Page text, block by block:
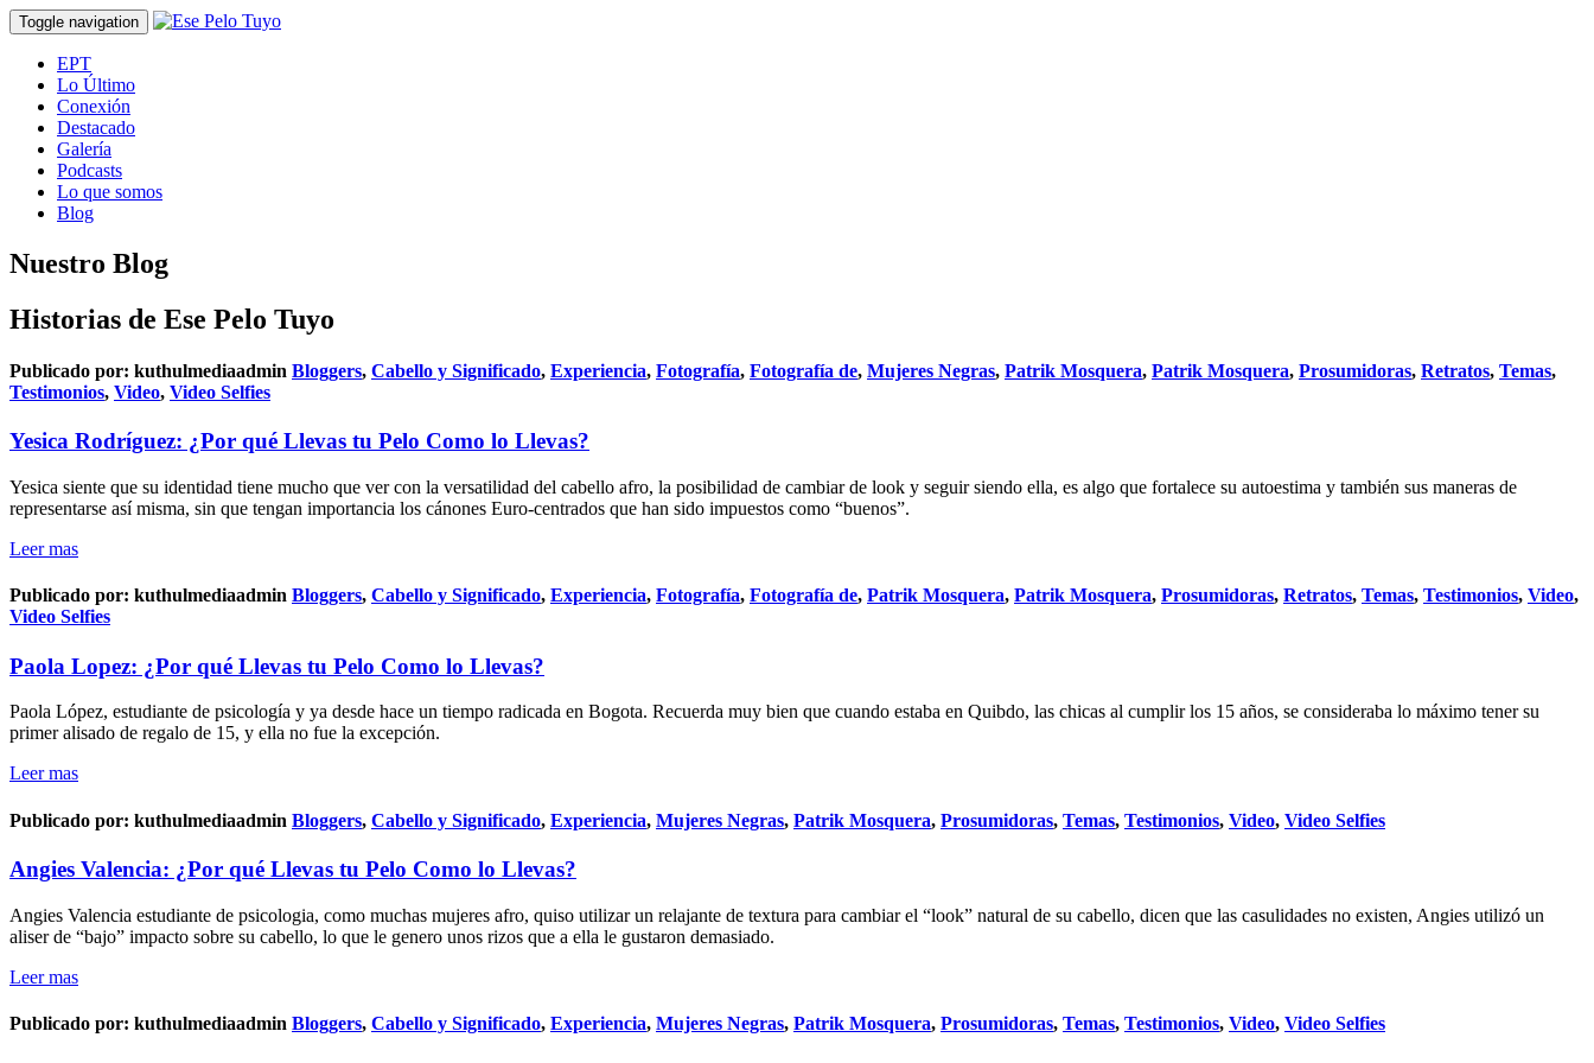
Toggle navigation
EPT
Lo Último
Conexión
Destacado
Galería
Podcasts
Lo que somos
Blog
Nuestro Blog
Historias de Ese Pelo Tuyo
Publicado por: kuthulmediaadmin Bloggers, Cabello y Significado, Experiencia, Fotografía, Fotografía de, Mujeres Negras, Patrik Mosquera, Patrik Mosquera, Prosumidoras, Retratos, Temas,
Testimonios, Video, Video Selfies
Yesica Rodríguez: ¿Por qué Llevas tu Pelo Como lo Llevas?
Yesica siente que su identidad tiene mucho que ver con la versatilidad del cabello afro, la posibilidad de cambiar de look y seguir siendo ella, es algo que fortalece su autoestima y también sus maneras de
representarse así misma, sin que tengan importancia los cánones Euro-centrados que han sido impuestos como “buenos”.
Leer mas
Publicado por: kuthulmediaadmin Bloggers, Cabello y Significado, Experiencia, Fotografía, Fotografía de, Patrik Mosquera, Patrik Mosquera, Prosumidoras, Retratos, Temas, Testimonios, Video,
Video Selfies
Paola Lopez: ¿Por qué Llevas tu Pelo Como lo Llevas?
Paola López, estudiante de psicología y ya desde hace un tiempo radicada en Bogota. Recuerda muy bien que cuando estaba en Quibdo, las chicas al cumplir los 15 años, se consideraba lo máximo tener su
primer alisado de regalo de 15, y ella no fue la excepción.
Leer mas
Publicado por: kuthulmediaadmin Bloggers, Cabello y Significado, Experiencia, Mujeres Negras, Patrik Mosquera, Prosumidoras, Temas, Testimonios, Video, Video Selfies
Angies Valencia: ¿Por qué Llevas tu Pelo Como lo Llevas?
Angies Valencia estudiante de psicologia, como muchas mujeres afro, quiso utilizar un relajante de textura para cambiar el “look” natural de su cabello, dicen que las casulidades no existen, Angies utilizó un
aliser de “bajo” impacto sobre su cabello, lo que le genero unos rizos que a ella le gustaron demasiado.
Leer mas
Publicado por: kuthulmediaadmin Bloggers, Cabello y Significado, Experiencia, Mujeres Negras, Patrik Mosquera, Prosumidoras, Temas, Testimonios, Video, Video Selfies